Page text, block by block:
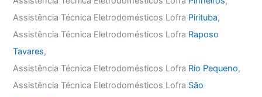
Assistência Técnica Eletrodomésticos Lofra Pirituba,
Assistência Técnica Eletrodomésticos Lofra Raposo
Tavares,
Assistência Técnica Eletrodomésticos Lofra Rio Pequeno,
Assistência Técnica Eletrodomésticos Lofra São